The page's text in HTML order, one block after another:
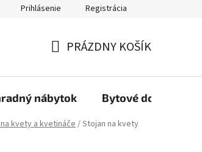
Záručné podmienky Reklamačný formulár
Prihlásenie Registrácia
KOŠÍK
PRÁZDNY KOŠÍK
nábytok Bytové doplnky
kvety a kvetináče/Stojan na kvety